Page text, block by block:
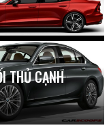
THỦ CẠNH